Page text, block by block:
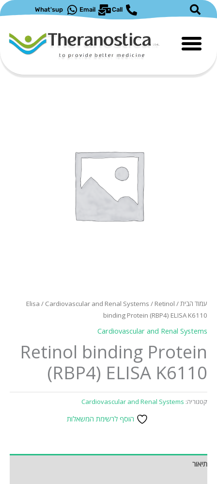
Call
Email
What'sup
עמוד הבית/
Elisa / Cardiovascular and Renal Systems / Retinol
binding Protein (RBP4) ELISA K6110
Cardiovascular and Renal Systems
Retinol binding Protein
(RBP4) ELISA K6110
קטגוריה: Cardiovascular and Renal Systems
הוסף לרשימת המשאלות
תיאור